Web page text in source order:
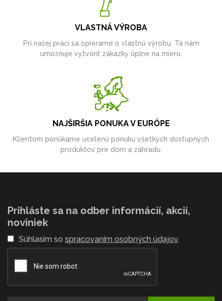
VLASTNÁ VÝROBA
Pri našej práci sa opierame o vlastnú výrobu. Tá nám
umožňuje vytvoriť zákazky úplne na mieru.
NAJŠIRŠIA PONUKA V EURÓPE
Klientom ponúkame ucelenú ponuku všetkých dostupných
produktov pre dom a záhradu.
Prihláste sa na odber informácií, akcií,
noviniek
Súhlasím so spracovaním osobných údajov.